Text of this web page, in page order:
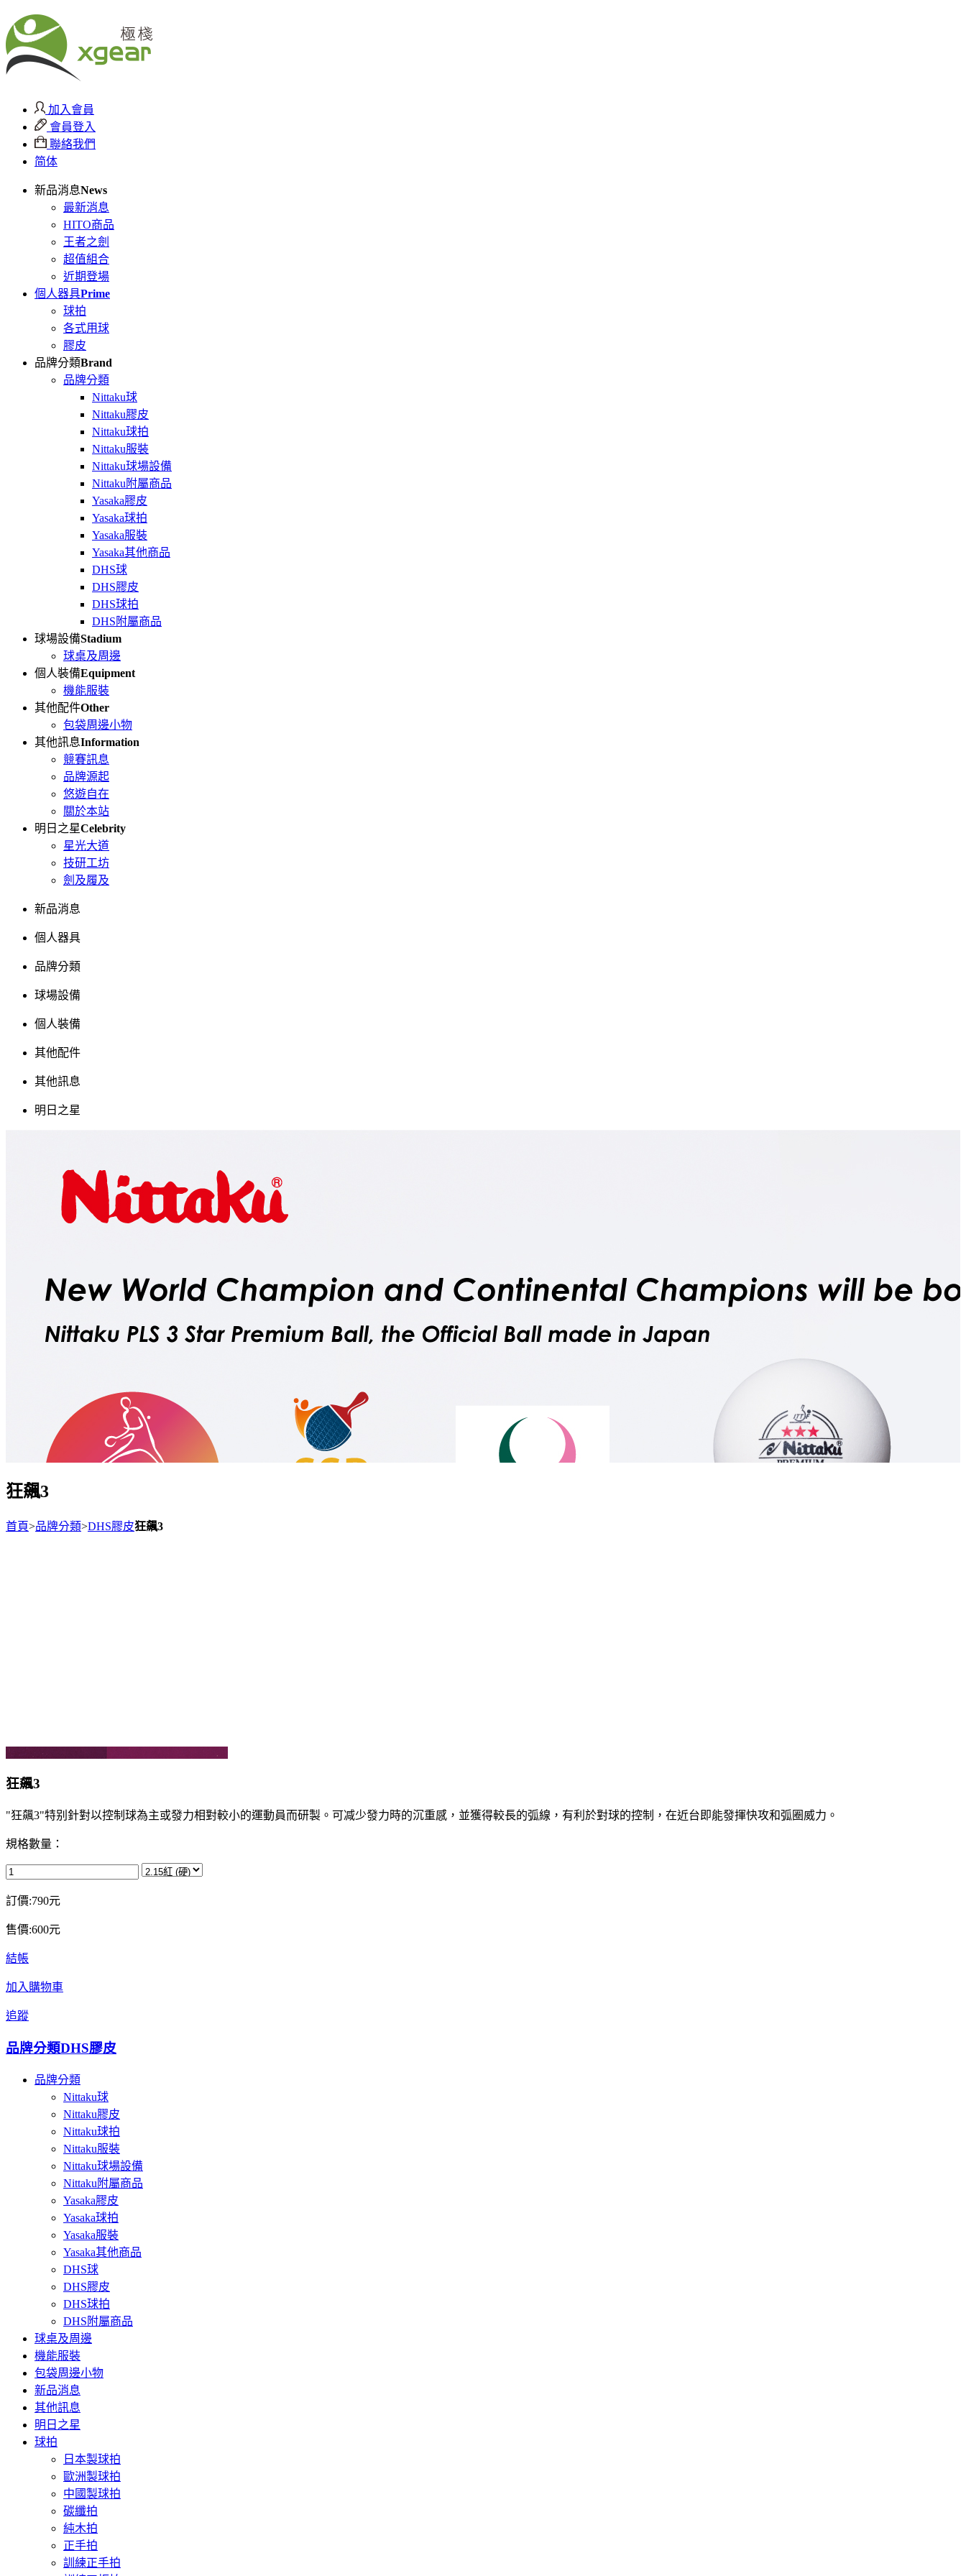
加入會員
會員登入
聯絡我們
简体
新品消息News
最新消息
HITO商品
王者之劍
超值組合
近期登場
個人器具Prime
球拍
各式用球
膠皮
品牌分類Brand
品牌分類
Nittaku球
Nittaku膠皮
Nittaku球拍
Nittaku服裝
Nittaku球場設備
Nittaku附屬商品
Yasaka膠皮
Yasaka球拍
Yasaka服裝
Yasaka其他商品
DHS球
DHS膠皮
DHS球拍
DHS附屬商品
球場設備Stadium
球桌及周邊
個人裝備Equipment
機能服裝
其他配件Other
包袋周邊小物
其他訊息Information
競賽訊息
品牌源起
悠遊自在
關於本站
明日之星Celebrity
星光大道
技研工坊
劍及履及
新品消息
個人器具
品牌分類
球場設備
個人裝備
其他配件
其他訊息
明日之星
狂飆3
首頁>品牌分類>DHS膠皮狂飆3
狂飆3
"狂飆3"特别針對以控制球為主或發力相對較小的運動員而研製。可减少發力時的沉重感，並獲得較長的弧線，有利於對球的控制，在近台即能發揮快攻和弧圈威力。
規格數量：
訂價:790元
售價:600元
結帳
加入購物車
追蹤
品牌分類DHS膠皮
品牌分類
Nittaku球
Nittaku膠皮
Nittaku球拍
Nittaku服裝
Nittaku球場設備
Nittaku附屬商品
Yasaka膠皮
Yasaka球拍
Yasaka服裝
Yasaka其他商品
DHS球
DHS膠皮
DHS球拍
DHS附屬商品
球桌及周邊
機能服裝
包袋周邊小物
新品消息
其他訊息
明日之星
球拍
日本製球拍
歐洲製球拍
中國製球拍
碳纖拍
純木拍
正手拍
訓練正手拍